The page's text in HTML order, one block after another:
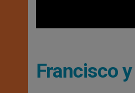
Francisco